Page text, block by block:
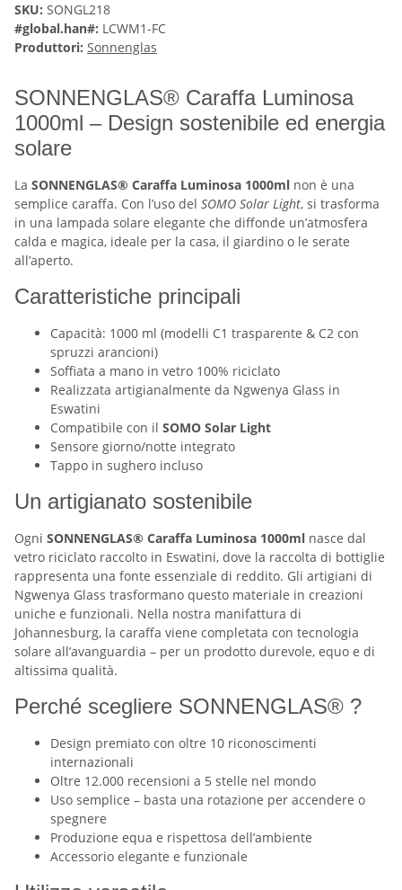
SKU: SONGL218
#global.han#: LCWM1-FC
Produttori: Sonnenglas
SONNENGLAS® Caraffa Luminosa
1000ml – Design sostenibile ed energia
solare
La SONNENGLAS® Caraffa Luminosa 1000ml non è una
semplice caraffa. Con l’uso del SOMO Solar Light, si trasforma
in una lampada solare elegante che diffonde un’atmosfera
calda e magica, ideale per la casa, il giardino o le serate
all’aperto.
Caratteristiche principali
Capacità: 1000 ml (modelli C1 trasparente & C2 con
spruzzi arancioni)
Soffiata a mano in vetro 100% riciclato
Realizzata artigianalmente da Ngwenya Glass in
Eswatini
Compatibile con il SOMO Solar Light
Sensore giorno/notte integrato
Tappo in sughero incluso
Un artigianato sostenibile
Ogni SONNENGLAS® Caraffa Luminosa 1000ml nasce dal
vetro riciclato raccolto in Eswatini, dove la raccolta di bottiglie
rappresenta una fonte essenziale di reddito. Gli artigiani di
Ngwenya Glass trasformano questo materiale in creazioni
uniche e funzionali. Nella nostra manifattura di
Johannesburg, la caraffa viene completata con tecnologia
solare all’avanguardia – per un prodotto durevole, equo e di
altissima qualità.
Perché scegliere SONNENGLAS® ?
Design premiato con oltre 10 riconoscimenti
internazionali
Oltre 12.000 recensioni a 5 stelle nel mondo
Uso semplice – basta una rotazione per accendere o
spegnere
Produzione equa e rispettosa dell’ambiente
Accessorio elegante e funzionale